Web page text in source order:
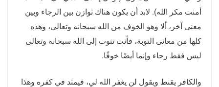
أمنت مكر الله). لابد أن يكون هناك توازن بين الرجاء وبين
معنى آخر، ألا وهو الخوف من الله سبحانه وتعالى، وهذه
كلها من معانى التوبة، فأنت تتوب إلى الله سبحانه وتعالى
ليس فقط رجاء وإنما أيضًا خوفًا.
والكافر يقنط ويقول لن يغفر الله لي، فيمتد في كفره وهذا